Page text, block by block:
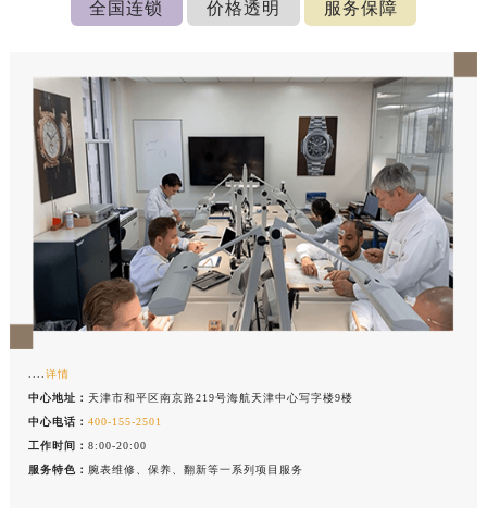
心介绍 联系我们
全国连锁 价格透明 服务保障
....详情
中心地址：天津市和平区南京路219号海航天津中心写字楼9楼
中心电话：400-155-2501
工作时间：8:00-20:00
服务特色： 腕表维修、保养、翻新等一系列项目服务